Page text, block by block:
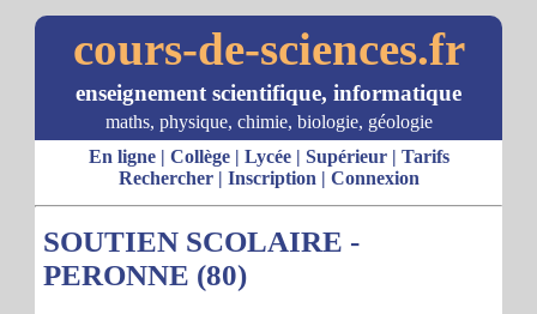
cours-de-sciences.fr
enseignement scientifique, informatique
maths, physique, chimie, biologie, géologie
En ligne| Collège| Lycée| Supérieur| Tarifs
Rechercher| Inscription | Connexion
SOUTIEN SCOLAIRE -
PERONNE (80)